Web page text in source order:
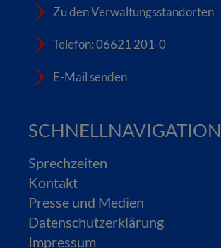
Zu den Verwaltungsstandorten
Telefon: 06621 201-0
E-Mail senden
SCHNELLNAVIGATION
Sprechzeiten
Kontakt
Presse und Medien
Datenschutzerklärung
Impressum